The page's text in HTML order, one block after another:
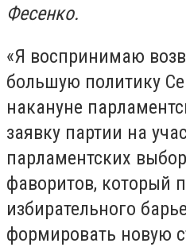
Фесенко.
«Я воспринимаю
большую политику
накануне
заявку партии на
парламентских
фаворитов, который
избирательного
формировать новую